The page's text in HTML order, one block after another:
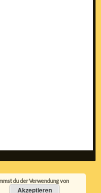
du der Verwendung von
Akzeptieren